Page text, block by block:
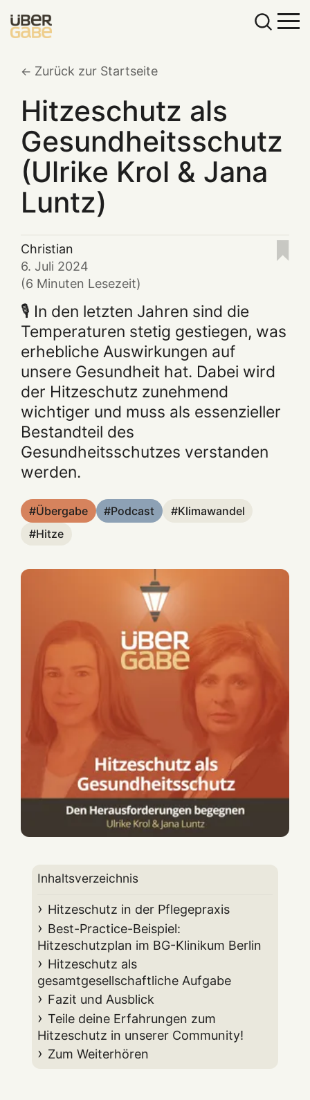
Zurück zur Startseite
Hitzeschutz als
Gesundheitsschutz
(Ulrike Krol & Jana
Luntz)
Christian
6. Juli 2024
(6 Minuten Lesezeit)
🎙️ In den letzten Jahren sind die
Temperaturen stetig gestiegen, was
erhebliche Auswirkungen auf
unsere Gesundheit hat. Dabei wird
der Hitzeschutz zunehmend
wichtiger und muss als essenzieller
Bestandteil des
Gesundheitsschutzes verstanden
werden.
Übergabe Podcast
Klimawandel
Hitze
Inhaltsverzeichnis
Hitzeschutz in der Pflegepraxis
Best-Practice-Beispiel:
Hitzeschutzplan im BG-Klinikum Berlin
Hitzeschutz als
gesamtgesellschaftliche Aufgabe
Fazit und Ausblick
Teile deine Erfahrungen zum
Hitzeschutz in unserer Community!
Zum Weiterhören